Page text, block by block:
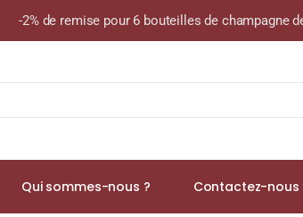
pour 6 bouteilles de champagne de
Qui sommes-nous ? Contactez-nous